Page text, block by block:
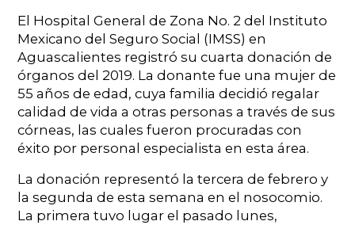
El Hospital General de Zona No. 2 del Instituto
Mexicano del Seguro Social (IMSS) en
Aguascalientes registró su cuarta donación de
órganos del 2019. La donante fue una mujer de
55 años de edad, cuya familia decidió regalar
calidad de vida a otras personas a través de sus
córneas, las cuales fueron procuradas con
éxito por personal especialista en esta área.
La donación representó la tercera de febrero y
la segunda de esta semana en el nosocomio.
La primera tuvo lugar el pasado lunes,